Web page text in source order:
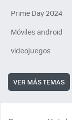
Prime Day 2024
Móviles android
videojuegos
VER MÁS TEMAS